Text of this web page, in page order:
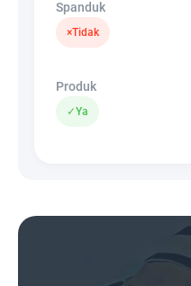
Spanduk
×Tidak
Produk
✓Ya